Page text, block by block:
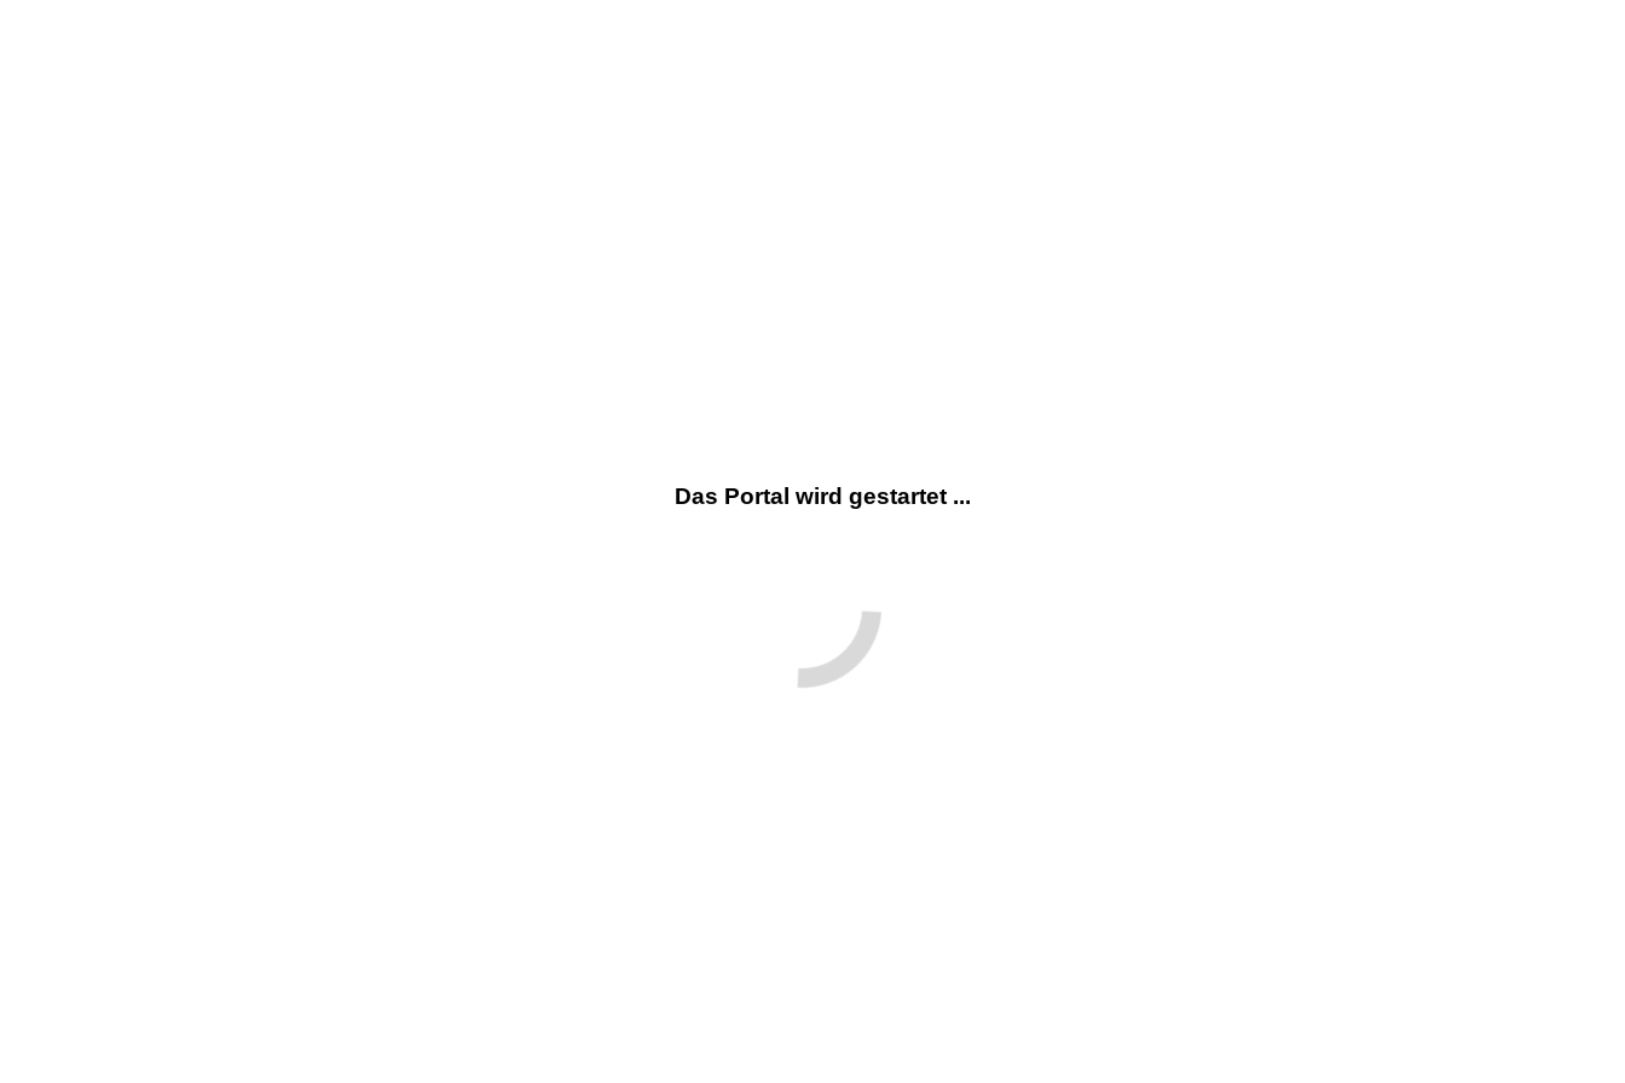
Das Portal wird gestartet ...